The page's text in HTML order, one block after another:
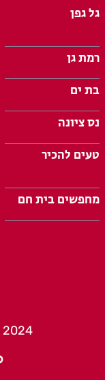
גל גפן
רמת גן
בת ים
נס ציונה
טעים להכיר
מחפשים בית חם
2024 כל הזכויות שמורות לגל גפן